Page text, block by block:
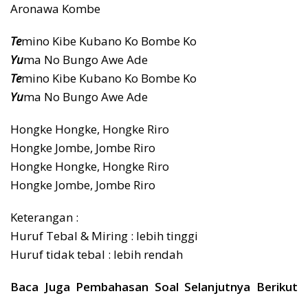
Aronawa Kombe
Temino Kibe Kubano Ko Bombe Ko
Yuma No Bungo Awe Ade
Temino Kibe Kubano Ko Bombe Ko
Yuma No Bungo Awe Ade
Hongke Hongke, Hongke Riro
Hongke Jombe, Jombe Riro
Hongke Hongke, Hongke Riro
Hongke Jombe, Jombe Riro
Keterangan :
Huruf Tebal & Miring : lebih tinggi
Huruf tidak tebal : lebih rendah
Baca Juga Pembahasan Soal Selanjutnya Berikut